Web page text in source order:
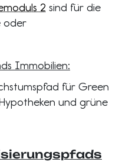
2 sind für die
oder
Immobilien:
für Green
und grüne